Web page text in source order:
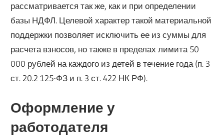
рассматривается так же, как и при определении
базы НДФЛ. Целевой характер такой материальной
поддержки позволяет исключить ее из суммы для
расчета взносов, но также в пределах лимита 50
000 рублей на каждого из детей в течение года (п. 3
ст. 20.2 125-ФЗ и п. 3 ст. 422 НК РФ).
Оформление у
работодателя